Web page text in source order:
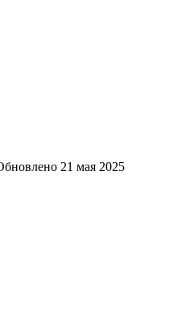
21 мая 2025